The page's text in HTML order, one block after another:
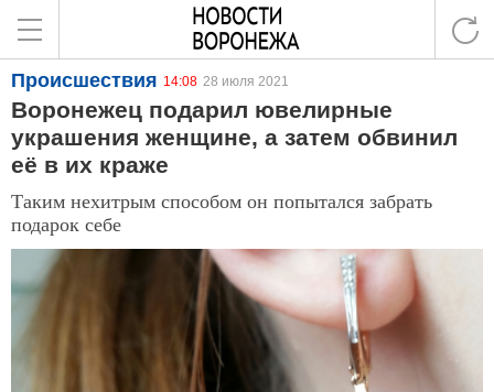
Происшествия 14:08 28 июля 2021
Воронежец подарил ювелирные
украшения женщине, а затем обвинил
её в их краже
Таким нехитрым способом он попытался забрать
подарок себе